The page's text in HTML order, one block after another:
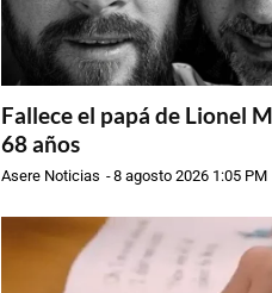
Fallece el papá de Lionel
68 años
Asere Noticias -8 agosto 2026 1:05 PM